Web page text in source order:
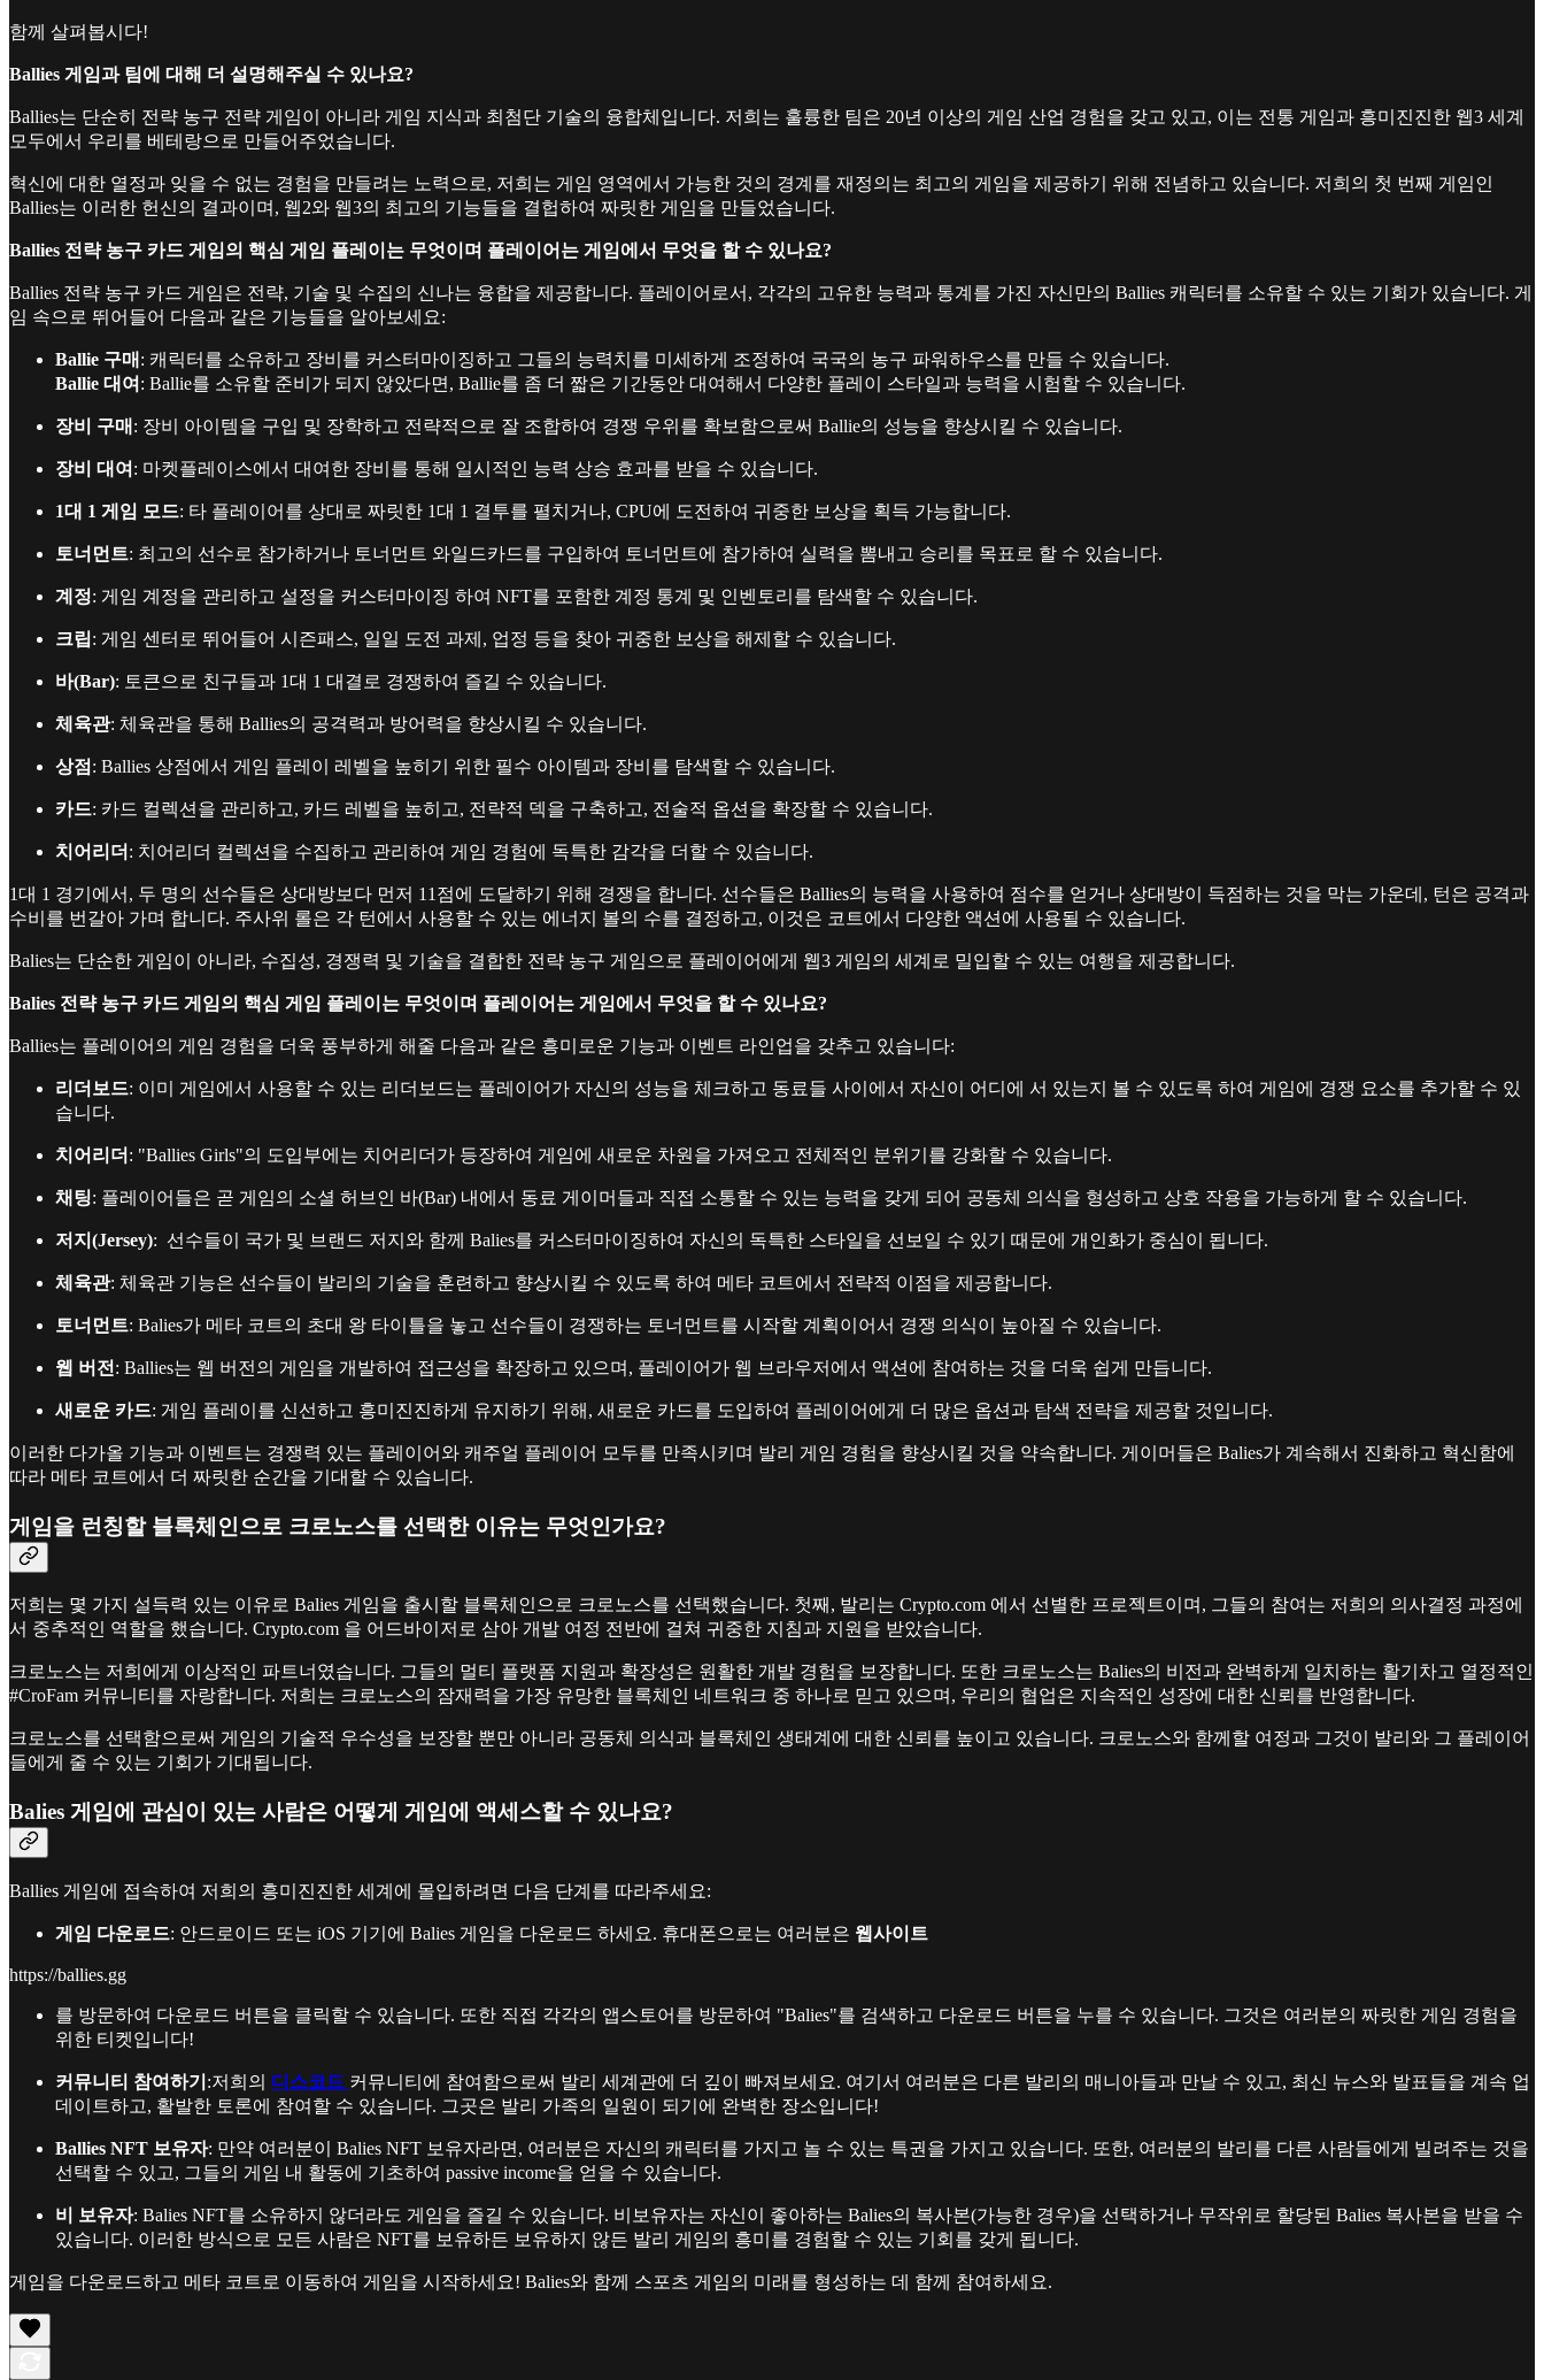
함께 살펴봅시다!
Ballies 게임과 팀에 대해 더 설명해주실 수 있나요?
Ballies는 단순히 전략 농구 전략 게임이 아니라 게임 지식과 최첨단 기술의 융합체입니다. 저희는 훌륭한 팀은 20년 이상의 게임 산업 경험을 갖고 있고, 이는 전통 게임과 흥미진진한 웹3 세계
모두에서 우리를 베테랑으로 만들어주었습니다.
혁신에 대한 열정과 잊을 수 없는 경험을 만들려는 노력으로, 저희는 게임 영역에서 가능한 것의 경계를 재정의는 최고의 게임을 제공하기 위해 전념하고 있습니다. 저희의 첫 번째 게임인
Ballies는 이러한 헌신의 결과이며, 웹2와 웹3의 최고의 기능들을 결헙하여 짜릿한 게임을 만들었습니다.
Ballies 전략 농구 카드 게임의 핵심 게임 플레이는 무엇이며 플레이어는 게임에서 무엇을 할 수 있나요?
Ballies 전략 농구 카드 게임은 전략, 기술 및 수집의 신나는 융합을 제공합니다. 플레이어로서, 각각의 고유한 능력과 통계를 가진 자신만의 Ballies 캐릭터를 소유할 수 있는 기회가 있습니다. 게
임 속으로 뛰어들어 다음과 같은 기능들을 알아보세요:
Ballie 구매 : 캐릭터를 소유하고 장비를 커스터마이징하고 그들의 능력치를 미세하게 조정하여 국국의 농구 파워하우스를 만들 수 있습니다.
Ballie 대여 : Ballie를 소유할 준비가 되지 않았다면, Ballie를 좀 더 짧은 기간동안 대여해서 다양한 플레이 스타일과 능력을 시험할 수 있습니다.
장비 구매 : 장비 아이템을 구입 및 장학하고 전략적으로 잘 조합하여 경쟁 우위를 확보함으로써 Ballie의 성능을 향상시킬 수 있습니다.
장비 대여 : 마켓플레이스에서 대여한 장비를 통해 일시적인 능력 상승 효과를 받을 수 있습니다.
1대 1 게임 모드: 타 플레이어를 상대로 짜릿한 1대 1 결투를 펼치거나, CPU에 도전하여 귀중한 보상을 획득 가능합니다.
토너먼트: 최고의 선수로 참가하거나 토너먼트 와일드카드를 구입하여 토너먼트에 참가하여 실력을 뽐내고 승리를 목표로 할 수 있습니다.
계정: 게임 계정을 관리하고 설정을 커스터마이징 하여 NFT를 포함한 계정 통계 및 인벤토리를 탐색할 수 있습니다.
크립: 게임 센터로 뛰어들어 시즌패스, 일일 도전 과제, 업정 등을 찾아 귀중한 보상을 해제할 수 있습니다.
바(Bar): 토큰으로 친구들과 1대 1 대결로 경쟁하여 즐길 수 있습니다.
체육관: 체육관을 통해 Ballies의 공격력과 방어력을 향상시킬 수 있습니다.
상점 : Ballies 상점에서 게임 플레이 레벨을 높히기 위한 필수 아이템과 장비를 탐색할 수 있습니다.
카드: 카드 컬렉션을 관리하고, 카드 레벨을 높히고, 전략적 덱을 구축하고, 전술적 옵션을 확장할 수 있습니다.
치어리더 : 치어리더 컬렉션을 수집하고 관리하여 게임 경험에 독특한 감각을 더할 수 있습니다.
1대 1 경기에서, 두 명의 선수들은 상대방보다 먼저 11점에 도달하기 위해 경쟁을 합니다. 선수들은 Ballies의 능력을 사용하여 점수를 얻거나 상대방이 득점하는 것을 막는 가운데, 턴은 공격과
수비를 번갈아 가며 합니다. 주사위 롤은 각 턴에서 사용할 수 있는 에너지 볼의 수를 결정하고, 이것은 코트에서 다양한 액션에 사용될 수 있습니다.
Balies는 단순한 게임이 아니라, 수집성, 경쟁력 및 기술을 결합한 전략 농구 게임으로 플레이어에게 웹3 게임의 세계로 밀입할 수 있는 여행을 제공합니다.
Balies 전략 농구 카드 게임의 핵심 게임 플레이는 무엇이며 플레이어는 게임에서 무엇을 할 수 있나요?
Ballies는 플레이어의 게임 경험을 더욱 풍부하게 해줄 다음과 같은 흥미로운 기능과 이벤트 라인업을 갖추고 있습니다:
리더보드: 이미 게임에서 사용할 수 있는 리더보드는 플레이어가 자신의 성능을 체크하고 동료들 사이에서 자신이 어디에 서 있는지 볼 수 있도록 하여 게임에 경쟁 요소를 추가할 수 있
습니다.
치어리더 : "Ballies Girls"의 도입부에는 치어리더가 등장하여 게임에 새로운 차원을 가져오고 전체적인 분위기를 강화할 수 있습니다.
채팅: 플레이어들은 곧 게임의 소셜 허브인 바(Bar) 내에서 동료 게이머들과 직접 소통할 수 있는 능력을 갖게 되어 공동체 의식을 형성하고 상호 작용을 가능하게 할 수 있습니다.
저지(Jersey): 선수들이 국가 및 브랜드 저지와 함께 Balies를 커스터마이징하여 자신의 독특한 스타일을 선보일 수 있기 때문에 개인화가 중심이 됩니다.
체육관: 체육관 기능은 선수들이 발리의 기술을 훈련하고 향상시킬 수 있도록 하여 메타 코트에서 전략적 이점을 제공합니다.
토너먼트: Balies가 메타 코트의 초대 왕 타이틀을 놓고 선수들이 경쟁하는 토너먼트를 시작할 계획이어서 경쟁 의식이 높아질 수 있습니다.
웹 버전 : Ballies는 웹 버전의 게임을 개발하여 접근성을 확장하고 있으며, 플레이어가 웹 브라우저에서 액션에 참여하는 것을 더욱 쉽게 만듭니다.
새로운 카드: 게임 플레이를 신선하고 흥미진진하게 유지하기 위해, 새로운 카드를 도입하여 플레이어에게 더 많은 옵션과 탐색 전략을 제공할 것입니다.
이러한 다가올 기능과 이벤트는 경쟁력 있는 플레이어와 캐주얼 플레이어 모두를 만족시키며 발리 게임 경험을 향상시킬 것을 약속합니다. 게이머들은 Balies가 계속해서 진화하고 혁신함에
따라 메타 코트에서 더 짜릿한 순간을 기대할 수 있습니다.
게임을 런칭할 블록체인으로 크로노스를 선택한 이유는 무엇인가요?
저희는 몇 가지 설득력 있는 이유로 Balies 게임을 출시할 블록체인으로 크로노스를 선택했습니다. 첫째, 발리는 Crypto.com 에서 선별한 프로젝트이며, 그들의 참여는 저희의 의사결정 과정에
서 중추적인 역할을 했습니다. Crypto.com 을 어드바이저로 삼아 개발 여정 전반에 걸쳐 귀중한 지침과 지원을 받았습니다.
크로노스는 저희에게 이상적인 파트너였습니다. 그들의 멀티 플랫폼 지원과 확장성은 원활한 개발 경험을 보장합니다. 또한 크로노스는 Balies의 비전과 완벽하게 일치하는 활기차고 열정적인
#CroFam 커뮤니티를 자랑합니다. 저희는 크로노스의 잠재력을 가장 유망한 블록체인 네트워크 중 하나로 믿고 있으며, 우리의 협업은 지속적인 성장에 대한 신뢰를 반영합니다.
크로노스를 선택함으로써 게임의 기술적 우수성을 보장할 뿐만 아니라 공동체 의식과 블록체인 생태계에 대한 신뢰를 높이고 있습니다. 크로노스와 함께할 여정과 그것이 발리와 그 플레이어
들에게 줄 수 있는 기회가 기대됩니다.
Balies 게임에 관심이 있는 사람은 어떻게 게임에 액세스할 수 있나요?
Ballies 게임에 접속하여 저희의 흥미진진한 세계에 몰입하려면 다음 단계를 따라주세요:
게임 다운로드: 안드로이드 또는 iOS 기기에 Balies 게임을 다운로드 하세요. 휴대폰으로는 여러분은 웹사이트
https://ballies.gg
를 방문하여 다운로드 버튼을 클릭할 수 있습니다. 또한 직접 각각의 앱스토어를 방문하여 "Balies"를 검색하고 다운로드 버튼을 누를 수 있습니다. 그것은 여러분의 짜릿한 게임 경험을
위한 티켓입니다!
커뮤니티 참여하기 :저희의 디스코드 커뮤니티에 참여함으로써 발리 세계관에 더 깊이 빠져보세요. 여기서 여러분은 다른 발리의 매니아들과 만날 수 있고, 최신 뉴스와 발표들을 계속 업
데이트하고, 활발한 토론에 참여할 수 있습니다. 그곳은 발리 가족의 일원이 되기에 완벽한 장소입니다!
Ballies NFT 보유자: 만약 여러분이 Balies NFT 보유자라면, 여러분은 자신의 캐릭터를 가지고 놀 수 있는 특권을 가지고 있습니다. 또한, 여러분의 발리를 다른 사람들에게 빌려주는 것을
선택할 수 있고, 그들의 게임 내 활동에 기초하여 passive income을 얻을 수 있습니다.
비 보유자: Balies NFT를 소유하지 않더라도 게임을 즐길 수 있습니다. 비보유자는 자신이 좋아하는 Balies의 복사본(가능한 경우)을 선택하거나 무작위로 할당된 Balies 복사본을 받을 수
있습니다. 이러한 방식으로 모든 사람은 NFT를 보유하든 보유하지 않든 발리 게임의 흥미를 경험할 수 있는 기회를 갖게 됩니다.
게임을 다운로드하고 메타 코트로 이동하여 게임을 시작하세요! Balies와 함께 스포츠 게임의 미래를 형성하는 데 함께 참여하세요.